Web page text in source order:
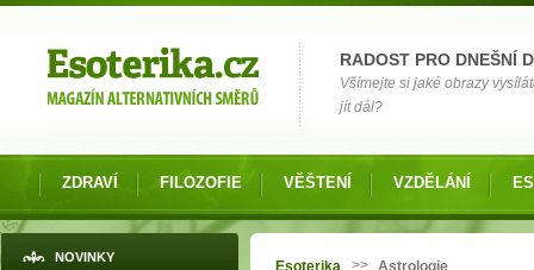
RADOST PRO DNEŠNÍ
Všímejte si jaké obrazy
jít dál?
ZDRAVÍ FILOZOFIE VĚŠTENÍ VZDĚLÁNÍ
NOVINKY Jste zde
Esoterika >> Astrologie